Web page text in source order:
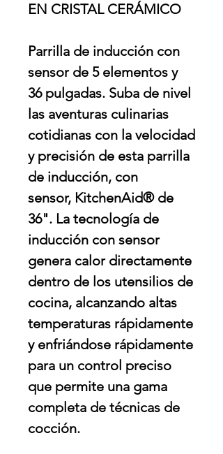
EN CRISTAL CERÁMICO
Parrilla de inducción con
sensor de 5 elementos y
36 pulgadas. Suba de nivel
las aventuras culinarias
cotidianas con la velocidad
y precisión de esta parrilla
de inducción, con
sensor, KitchenAid® de
36". La tecnología de
inducción con sensor
genera calor directamente
dentro de los utensilios de
cocina, alcanzando altas
temperaturas rápidamente
y enfriándose rápidamente
para un control preciso
que permite una gama
completa de técnicas de
cocción.